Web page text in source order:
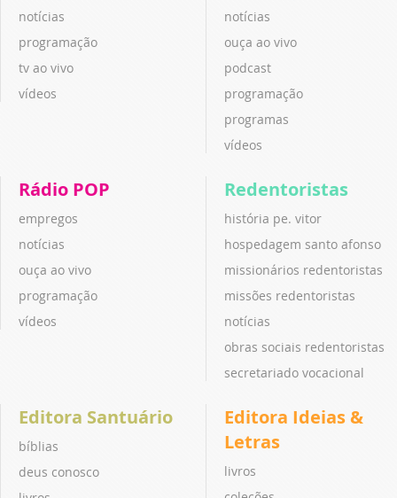
notícias
programação
tv ao vivo
vídeos
notícias
ouça ao vivo
podcast
programação
programas
vídeos
Rádio POP
empregos
notícias
ouça ao vivo
programação
vídeos
Redentoristas
história pe. vitor
hospedagem santo afonso
missionários redentoristas
missões redentoristas
notícias
obras sociais redentoristas
secretariado vocacional
Editora Santuário
bíblias
deus conosco
Editora Ideias &
Letras
livros